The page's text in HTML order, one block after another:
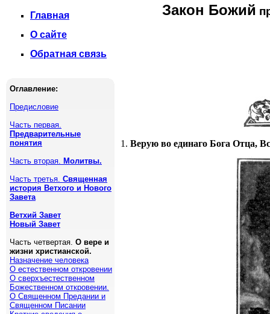
Закон Божий
1. Верую во единаго Бога Отца,
Оглавление:
Предисловие
Часть первая.
Предварительные
понятия
Часть вторая. Молитвы.
Часть третья. Священная
история Ветхого и Нового
Завета
Ветхий Завет
Новый Завет
Часть четвертая. О вере и
жизни христианской.
Назначение человека
О естественном откровении
О сверхъестественном
Божественном откровении.
О Священном Предании и
Священном Писании
Главная
О сайте
Обратная связь